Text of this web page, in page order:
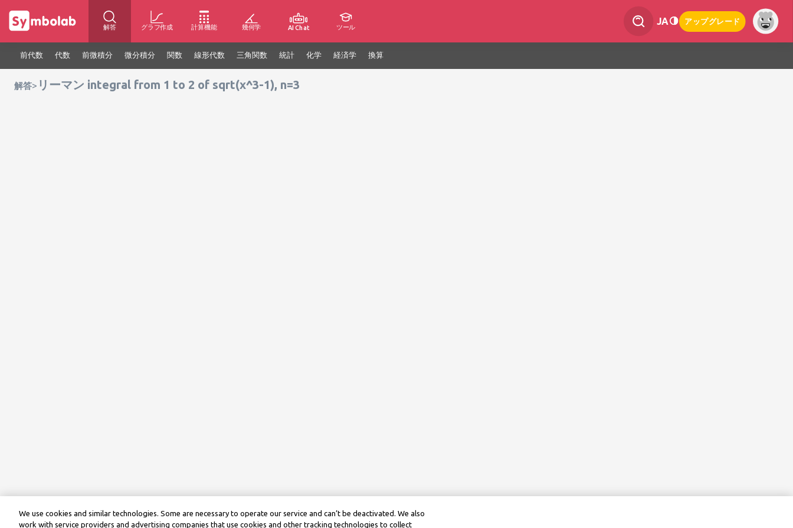
解答 グラフ作成 計算機能 幾何学 AI Chat ツール
JA アップグレード
前代数 代数 前微積分 微分積分 関数 線形代数 三角関数 統計 化学 経済学 換算
解答> リーマン integral from 1 to 2 of sqrt(x^3-1), n=3
We use cookies and similar technologies. Some are necessary to operate our service and can’t be deactivated. We also
work with service providers and advertising companies that use cookies and other tracking technologies to collect